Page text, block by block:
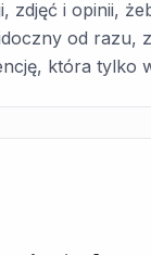
zdjęć i opinii,
od razu,
która tylko